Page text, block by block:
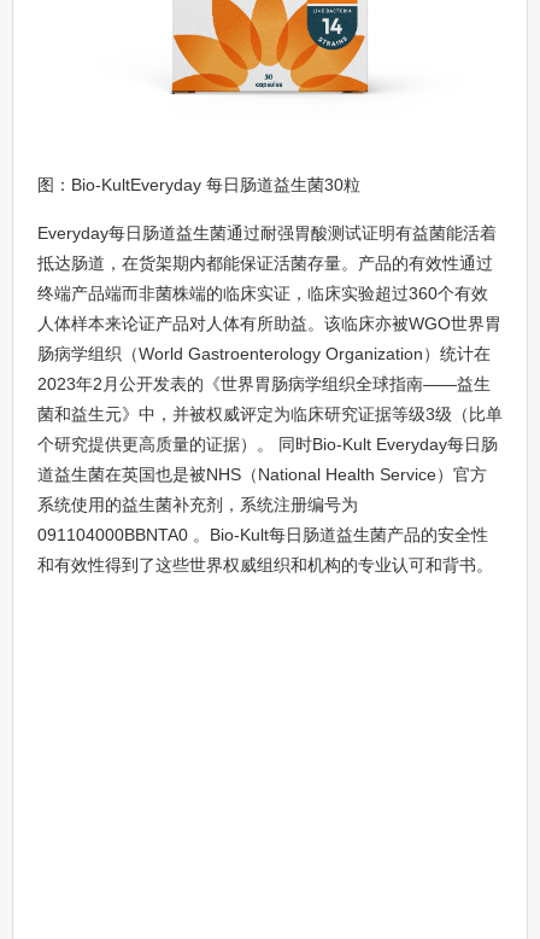
图：Bio-KultEveryday 每日肠道益生菌30粒
Everyday每日肠道益生菌通过耐强胃酸测试证明有益菌能活着
抵达肠道，在货架期内都能保证活菌存量。产品的有效性通过
终端产品端而非菌株端的临床实证，临床实验超过360个有效
人体样本来论证产品对人体有所助益。该临床亦被WGO世界胃
肠病学组织（World Gastroenterology Organization）统计在
2023年2月公开发表的《世界胃肠病学组织全球指南——益生
菌和益生元》中，并被权威评定为临床研究证据等级3级（比单
个研究提供更高质量的证据）。 同时Bio-Kult Everyday每日肠
道益生菌在英国也是被NHS（National Health Service）官方
系统使用的益生菌补充剂，系统注册编号为
091104000BBNTA0 。Bio-Kult每日肠道益生菌产品的安全性
和有效性得到了这些世界权威组织和机构的专业认可和背书。